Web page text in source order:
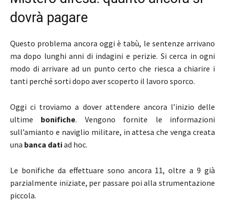
dovrà pagare
Questo problema ancora oggi è tabù, le sentenze arrivano
ma dopo lunghi anni di indagini e perizie. Si cerca in ogni
modo di arrivare ad un punto certo che riesca a chiarire i
tanti perché sorti dopo aver scoperto il lavoro sporco.
Oggi ci troviamo a dover attendere ancora l’inizio delle
ultime bonifiche. Vengono fornite le informazioni
sull’amianto e naviglio militare, in attesa che venga creata
una banca datiad hoc.
Le bonifiche da effettuare sono ancora 11, oltre a 9 già
parzialmente iniziate, per passare poi alla strumentazione
piccola.